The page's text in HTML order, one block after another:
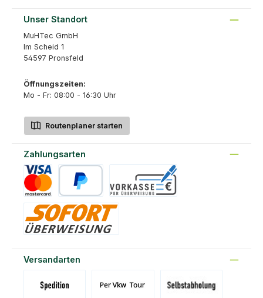
Unser Standort
MuHTec GmbH
Im Scheid 1
54597 Pronsfeld
Öffnungszeiten:
Mo - Fr: 08:00 - 16:30 Uhr
Routenplaner starten
Zahlungsarten
Versandarten